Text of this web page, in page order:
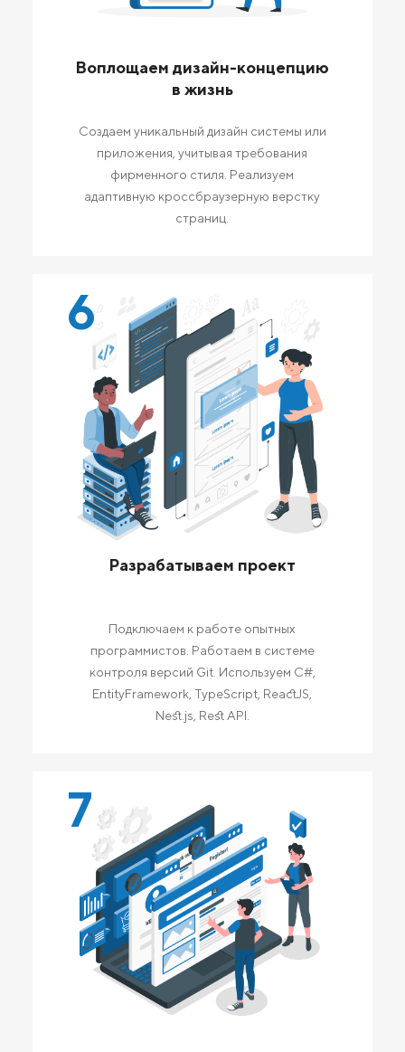
Воплощаем дизайн-концепцию
в жизнь
Создаем уникальный дизайн системы или
приложения, учитывая требования
фирменного стиля. Реализуем
адаптивную кроссбраузерную верстку
страниц.
6
Разрабатываем проект
Подключаем к работе опытных
программистов. Работаем в системе
контроля версий Git. Используем C#,
EntityFramework, TypeScript, ReactJS,
Nest.js, Rest API.
7